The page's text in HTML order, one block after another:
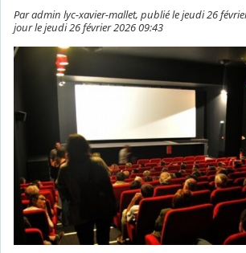
Par admin lyc-xavier-mallet, publié le jeudi 26
jour le jeudi 26 février 2026 09:43